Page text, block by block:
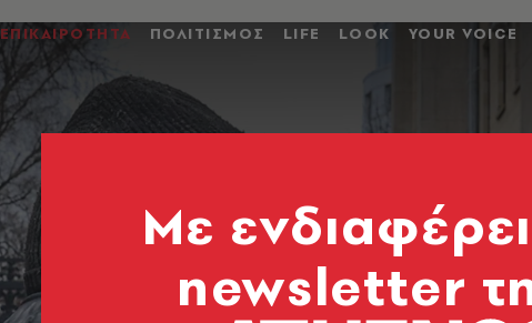
ΕΠΙΚΑΙΡΟΤΗΤΑ ΠΟΛΙΤΙΣΜΟΣ LIFE LOOK YOUR VOICE
Mε
newsletter